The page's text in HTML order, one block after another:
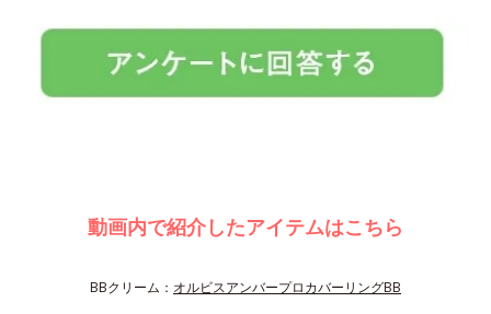
動画内で紹介したアイテムはこちら
BBクリーム： オルビスアンバープロカバーリングBB